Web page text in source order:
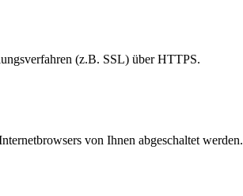
(z.B. SSL) über HTTPS.
von Ihnen abgeschaltet werden.